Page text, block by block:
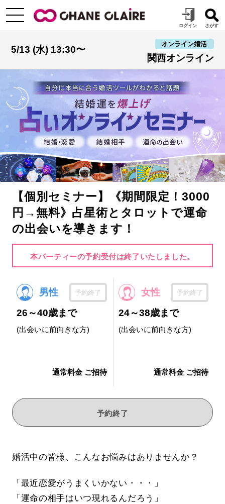
5/13 (水) 13:30〜
オンライン婚活
関西オンライン
【個別セミナー】《期間限定！3000
円→無料》占星術とタロットで運命
の出会いを導きます！
本パーティーの予約受付は終了いたしました。
男性 予約終了
26～40歳まで
(出会いに前向きな方)
通常料金 ご招待
女性 予約終了
24～38歳まで
(出会いに前向きな方)
通常料金 ご招待
予約終了
婚活中の皆様、こんなお悩みはありませんか？
「最近恋愛がうまくいかない・・・」
「運命の相手はいつ現れるんだろう」